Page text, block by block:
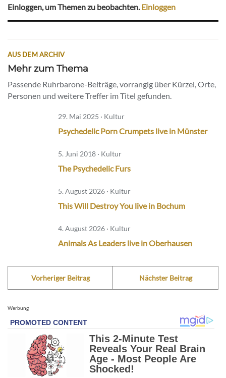
Einloggen, um Themen zu beobachten. Einloggen
AUS DEM ARCHIV
Mehr zum Thema
Passende Ruhrbarone-Beiträge, vorrangig über Kürzel, Orte,
Personen und weitere Treffer im Titel gefunden.
29. Mai 2025 · Kultur
Psychedelic Porn Crumpets live in Münster
5. Juni 2018 · Kultur
The Psychedelic Furs
5. August 2026 · Kultur
This Will Destroy You live in Bochum
4. August 2026 · Kultur
Animals As Leaders live in Oberhausen
Vorheriger Beitrag Nächster Beitrag
Werbung